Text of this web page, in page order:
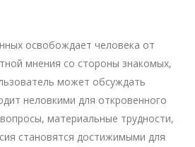
освобождает человека от
мнения со стороны знакомых,
может обсуждать
неловкими для откровенного
материальные трудности,
становятся достижимыми для